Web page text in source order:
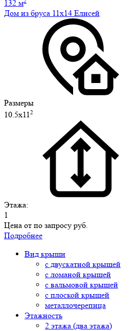
132 м
Дом из бруса 11х14 Елисей
Размеры
10.5х112
Этажа:
1
Цена от по запросу руб.
Подробнее
Вид крыши
с двускатной крышей
с ломаной крышей
с вальмовой крышей
с плоской крышей
металлочерепица
Этажность
2 этажа (два этажа)